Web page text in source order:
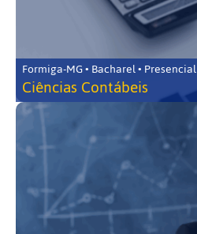
Formiga-MG • Bacharel • Presencial
Ciências Contábeis